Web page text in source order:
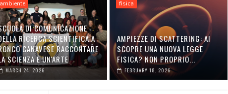
ambiente
DI COMUNICAZIONE
RICERCA SCIENTIFICA A
CANAVESE RACCONTARE
SCIENZA È UN'ARTE
MARCH 24, 2026
fisica
AMPIEZZE DI SCATTERING: AI
SCOPRE UNA NUOVA LEGGE
FISICA? NON PROPRIO...
FEBRUARY 18, 2026